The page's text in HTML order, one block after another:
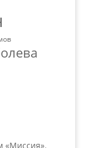
«Миссия».